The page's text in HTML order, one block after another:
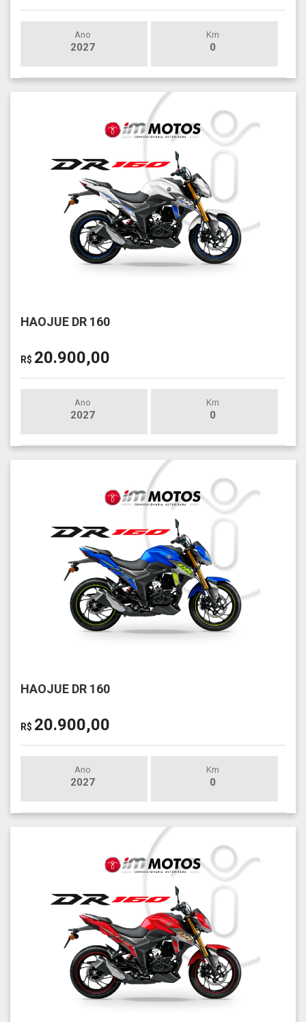
Ano
2027
Km
0
HAOJUE DR 160
R$ 20.900,00
Ano
2027
Km
0
HAOJUE DR 160
R$ 20.900,00
Ano
2027
Km
0